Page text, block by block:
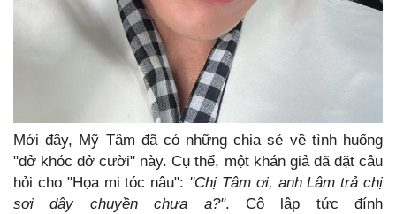
Mới đây, Mỹ Tâm đã có những chia sẻ về tình huống
"dở khóc dở cười" này. Cụ thể, một khán giả đã đặt câu
hỏi cho "Họa mi tóc nâu": "Chị Tâm ơi, anh Lâm trả chị
sợi dây chuyền chưa ạ?". Cô lập tức đính